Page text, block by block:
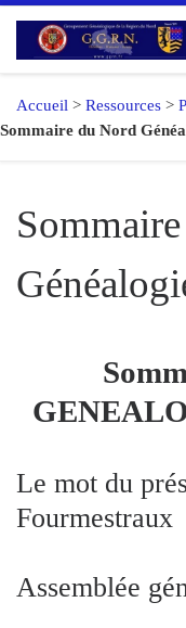
Passer au contenu
Accueil > Ressources >
Sommaire du Nord
Le mot du
Fourmestraux
Assemblée